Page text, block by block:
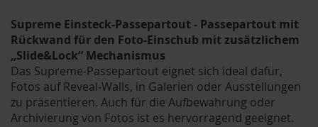
Supreme Einsteck-Passepartout - Passepartout mit
Rückwand für den Foto-Einschub mit zusätzlichem
„Slide&Lock“ Mechanismus
Das Supreme-Passepartout eignet sich ideal dafür,
Fotos auf Reveal-Walls, in Galerien oder Ausstellungen
zu präsentieren. Auch für die Aufbewahrung oder
Archivierung von Fotos ist es hervorragend geeignet.